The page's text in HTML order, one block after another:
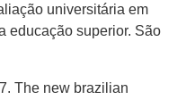
universitária em
educação superior. São
The new brazilian